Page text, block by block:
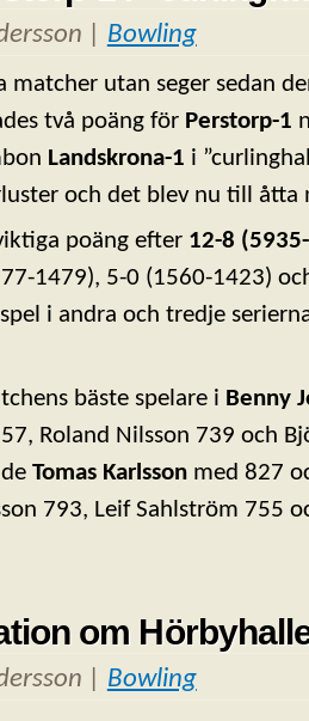
| Bowling
matcher utan seger sedan
två poäng för Perstorp-1
Landskrona-1 i
och det blev nu till åtta
poäng efter 12-8
1479), 5-0 (1560-1423)
i andra och tredje
bäste spelare i Benny
Roland Nilsson 739 och
Tomas Karlsson med 827
793, Leif Sahlström 755
om
| Bowling